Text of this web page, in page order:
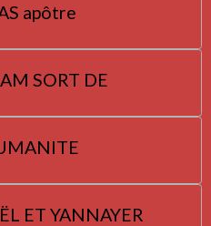
apôtre
SORT DE
ET YANNAYER